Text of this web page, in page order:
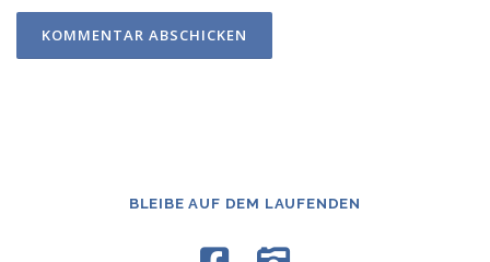
BLEIBE AUF DEM LAUFENDEN